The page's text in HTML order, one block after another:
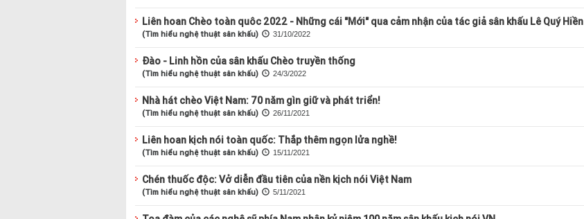
Liên hoan Chèo toàn quôc 2022 - Những cái "Mới" qua cảm nhận của tác giả sân khấu Lê Quý Hiền
(Tìm hiểu nghệ thuật sân khấu) 31/10/2022
Đào - Linh hồn của sân khấu Chèo truyền thống
(Tìm hiểu nghệ thuật sân khấu) 24/3/2022
Nhà hát chèo Việt Nam: 70 năm gìn giữ và phát triển!
(Tìm hiểu nghệ thuật sân khấu) 26/11/2021
Liên hoan kịch nói toàn quốc: Thắp thêm ngọn lửa nghề!
(Tìm hiểu nghệ thuật sân khấu) 15/11/2021
Chén thuốc độc: Vở diễn đầu tiên của nền kịch nói Việt Nam
(Tìm hiểu nghệ thuật sân khấu) 5/11/2021